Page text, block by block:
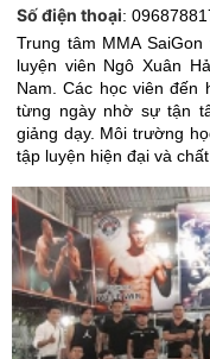
Số điện thoại:
Trung tâm MMA
luyện viên Ngô Xuân
Nam. Các học viên đến
từng ngày nhờ sự tận
giảng dạy. Môi trường
tập luyện hiện đại và chất